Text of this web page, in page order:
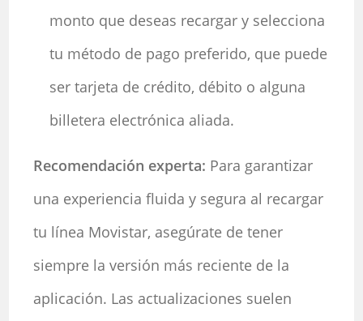
monto que deseas recargar y selecciona
tu método de pago preferido, que puede
ser tarjeta de crédito, débito o alguna
billetera electrónica aliada.
Recomendación experta: Para garantizar
una experiencia fluida y segura al recargar
tu línea Movistar, asegúrate de tener
siempre la versión más reciente de la
aplicación. Las actualizaciones suelen